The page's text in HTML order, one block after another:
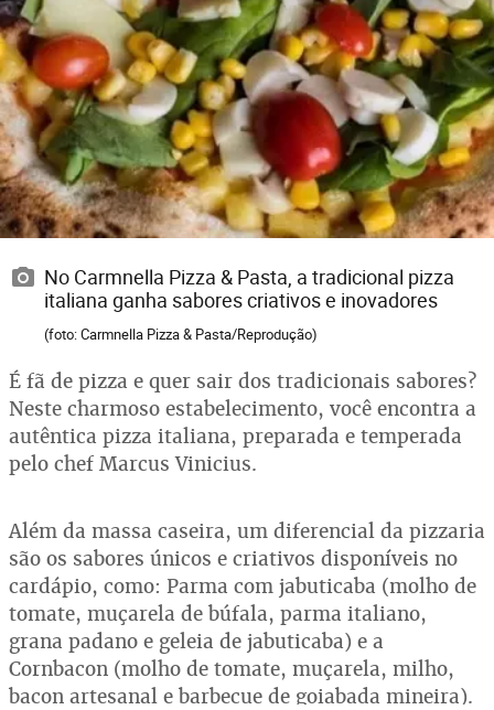
No Carmnella Pizza & Pasta, a tradicional pizza
italiana ganha sabores criativos e inovadores
(foto: Carmnella Pizza & Pasta/Reprodução)
É fã de pizza e quer sair dos tradicionais sabores?
Neste charmoso estabelecimento, você encontra a
autêntica pizza italiana, preparada e temperada
pelo chef Marcus Vinicius.
Além da massa caseira, um diferencial da pizzaria
são os sabores únicos e criativos disponíveis no
cardápio, como: Parma com jabuticaba (molho de
tomate, muçarela de búfala, parma italiano,
grana padano e geleia de jabuticaba) e a
Cornbacon (molho de tomate, muçarela, milho,
bacon artesanal e barbecue de goiabada mineira).